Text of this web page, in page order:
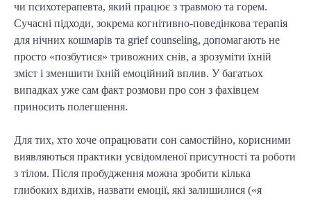
чи психотерапевта, який працює з травмою та горем.
Сучасні підходи, зокрема когнітивно-поведінкова терапія
для нічних кошмарів та grief counseling, допомагають не
просто «позбутися» тривожних снів, а зрозуміти їхній
зміст і зменшити їхній емоційний вплив. У багатьох
випадках уже сам факт розмови про сон з фахівцем
приносить полегшення.
Для тих, хто хоче опрацювати сон самостійно, корисними
виявляються практики усвідомленої присутності та роботи
з тілом. Після пробудження можна зробити кілька
глибоких вдихів, назвати емоції, які залишилися («я